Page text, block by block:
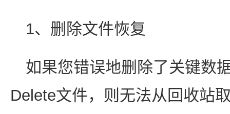
1、删除文件恢复
如果您错误地删除了关键数
Delete文件，则无法从回收站